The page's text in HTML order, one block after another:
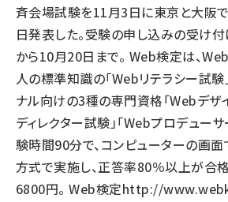
斉会場試験を11月3日に東京と大阪
日発表した。受験の申し込みの受け
から10月20日まで。 Web検定は、
人の標準知識の「Webリテラシー試験
ナル向けの3種の専門資格「Webデザ
ディレクター試験」「Webプロデュー
験時間90分で、コンピューターの画
方式で実施し、正答率80％以上が合
6800円。 Web検定http://